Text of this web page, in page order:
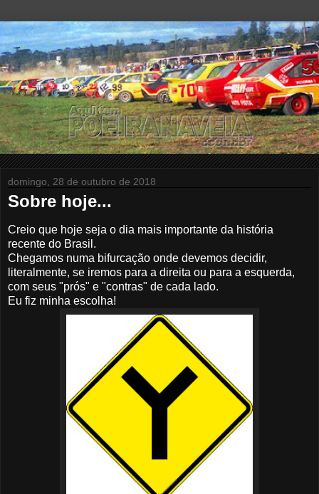
domingo, 28 de outubro de 2018
Sobre hoje...
Creio que hoje seja o dia mais importante da história
recente do Brasil.
Chegamos numa bifurcação onde devemos decidir,
literalmente, se iremos para a direita ou para a esquerda,
com seus "prós" e "contras" de cada lado.
Eu fiz minha escolha!